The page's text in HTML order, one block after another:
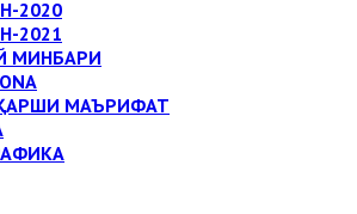
2020
2021
МИНБАРИ
МАЪРИФАТ